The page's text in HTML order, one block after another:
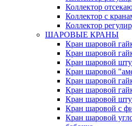
Коллектор
Коллектор с
Коллектор
ШАРОВЫЕ КРАНЫ
Кран шаровой
Кран шаровой
Кран шаровой
Кран шаровой
Кран шаровой
Кран шаровой
Кран шаровой
Кран шаровой с
Кран шаровой